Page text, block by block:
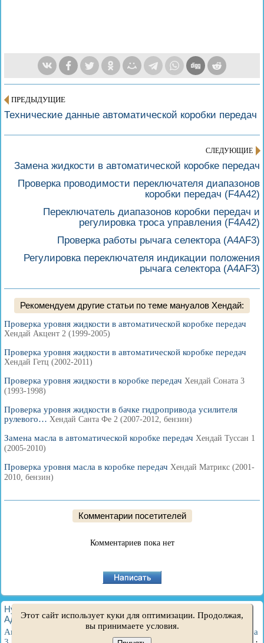
ПРЕДЫДУЩИЕ
Технические данные автоматической коробки передач
СЛЕДУЮЩИЕ
Замена жидкости в автоматической коробке передач
Проверка проводимости переключателя диапазонов
коробки передач (F4A42)
Переключатель диапазонов коробки передач и
регулировка троса управления (F4A42)
Проверка работы рычага селектора (A4AF3)
Регулировка переключателя индикации положения
рычага селектора (A4AF3)
Рекомендуем другие статьи по теме мануалов Хендай:
Проверка уровня жидкости в автоматической коробке передач
Хендай Акцент 2 (1999-2005)
Проверка уровня жидкости в автоматической коробке передач
Хендай Гетц (2002-2011)
Проверка уровня жидкости в коробке передач Хендай Соната 3
(1993-1998)
Проверка уровня жидкости в бачке гидропривода усилителя
рулевого… Хендай Санта Фе 2 (2007-2012, бензин)
Замена масла в автоматической коробке передач Хендай Туссан 1
(2005-2010)
Проверка уровня масла в коробке передач Хендай Матрикс (2001-
2010, бензин)
Комментарии посетителей
Комментариев пока нет
HyundaiBook.ru © 2018-2026
·
Администрация·Поиск по сайту·Владельцам Хендай
Акцент 1 ·Акцент 3·Элантра 1·
Элантра
Этот сайт использует куки для оптимизации. Продолжая,
вы принимаете условия.